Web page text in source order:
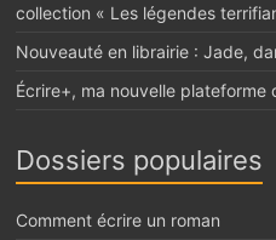
collection « Les légendes
Nouveauté en librairie : Jade,
Écrire+, ma nouvelle plateforme
Dossiers populaires
Comment écrire un roman